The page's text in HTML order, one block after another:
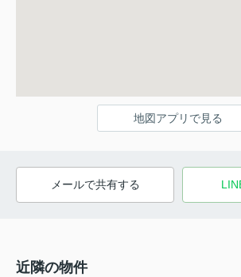
地図アプリで見る
メールで共有する
近隣の物件